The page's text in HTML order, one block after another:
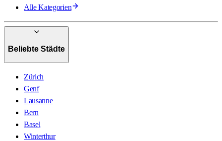
Alle Kategorien
Beliebte Städte
Zürich
Genf
Lausanne
Bern
Basel
Winterthur